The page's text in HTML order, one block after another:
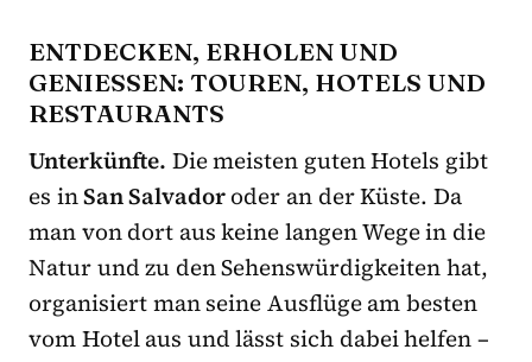
ENTDECKEN, ERHOLEN UND
GENIESSEN: TOUREN, HOTELS UND R
ESTAURANTS
Unterkünfte. Die meisten guten Hotels gibt
es inSan Salvadoroder an der Küste. Da
man von dort aus keine langen Wege in die
Natur und zu den Sehenswürdigkeiten hat,
organisiert man seine Ausflüge am besten
vom Hotel aus und lässt sich dabei helfen –